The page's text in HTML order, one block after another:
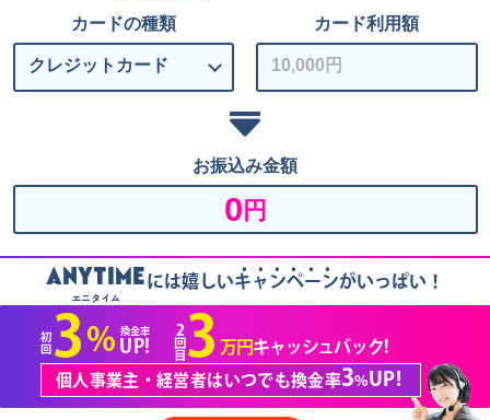
カードの種類 カード利用額
お振込み金額
0 円
ANYTIME
エニタイム
......
には嬉しいキャンペーンがいっぱい！
初
回 3 % 換金率
UP!
2
回
目3 万円キャッシュバック!
個人事業主・経営者はいつでも換金率3%UP!